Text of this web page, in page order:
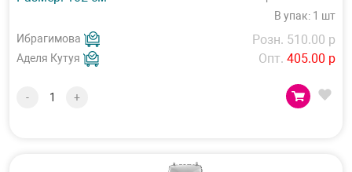
В упак: 1 шт
Ибрагимова
Аделя Кутуя
Розн. 510.00 р
Опт. 405.00 р
- +